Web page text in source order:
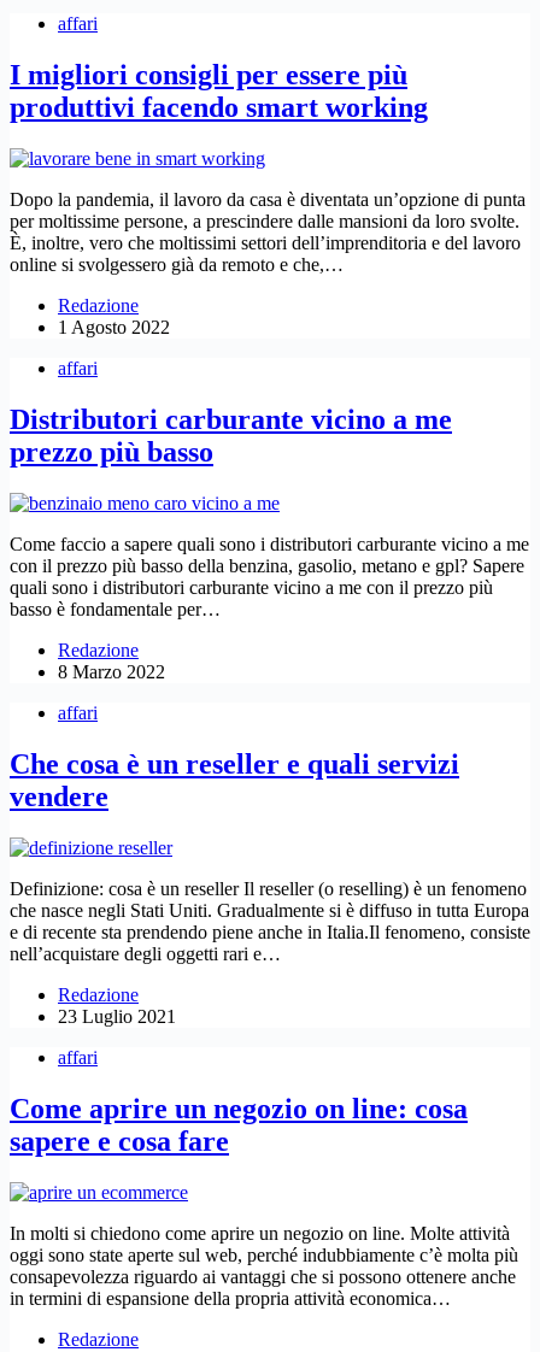
affari
I migliori consigli per essere più
produttivi facendo smart working
Dopo la pandemia, il lavoro da casa è diventata un’opzione di punta
per moltissime persone, a prescindere dalle mansioni da loro svolte.
È, inoltre, vero che moltissimi settori dell’imprenditoria e del lavoro
online si svolgessero già da remoto e che,…
Redazione
1 Agosto 2022
affari
Distributori carburante vicino a me
prezzo più basso
Come faccio a sapere quali sono i distributori carburante vicino a me
con il prezzo più basso della benzina, gasolio, metano e gpl? Sapere
quali sono i distributori carburante vicino a me con il prezzo più
basso è fondamentale per…
Redazione
8 Marzo 2022
affari
Che cosa è un reseller e quali servizi
vendere
Definizione: cosa è un reseller Il reseller (o reselling) è un fenomeno
che nasce negli Stati Uniti. Gradualmente si è diffuso in tutta Europa
e di recente sta prendendo piene anche in Italia.Il fenomeno, consiste
nell’acquistare degli oggetti rari e…
Redazione
23 Luglio 2021
affari
Come aprire un negozio on line: cosa
sapere e cosa fare
In molti si chiedono come aprire un negozio on line. Molte attività
oggi sono state aperte sul web, perché indubbiamente c’è molta più
consapevolezza riguardo ai vantaggi che si possono ottenere anche
in termini di espansione della propria attività economica…
Redazione